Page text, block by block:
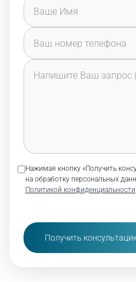
Нажимая кнопку «Получить
на обработку персональных
Политикой конфиденциальности